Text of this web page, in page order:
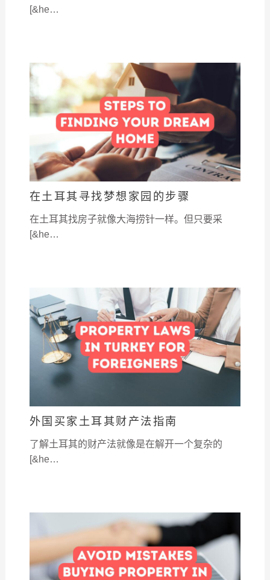
[&he…
在土耳其寻找梦想家园的步骤
在土耳其找房子就像大海捞针一样。但只要采
[&he…
外国买家土耳其财产法指南
了解土耳其的财产法就像是在解开一个复杂的
[&he…